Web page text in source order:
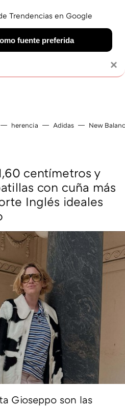
OFERTAS EN
herencia Adidas New
centímetros y
con cuña más
Inglés ideales
Gioseppo son las
×
Trendencias en Google
fuente preferida